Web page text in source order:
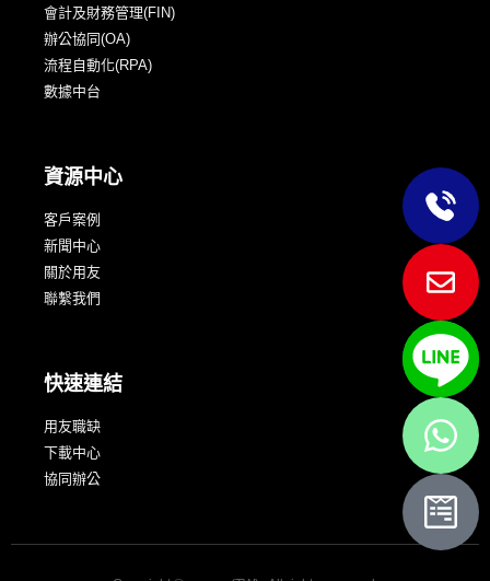
會計及財務管理(FIN)
辦公協同(OA)
流程自動化(RPA)
數據中台
資源中心
客戶案例
新聞中心
關於用友
聯繫我們
快速連結
用友職缺
下載中心
協同辦公